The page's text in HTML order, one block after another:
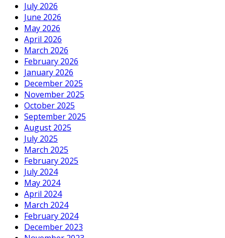
July 2026
June 2026
May 2026
April 2026
March 2026
February 2026
January 2026
December 2025
November 2025
October 2025
September 2025
August 2025
July 2025
March 2025
February 2025
July 2024
May 2024
April 2024
March 2024
February 2024
December 2023